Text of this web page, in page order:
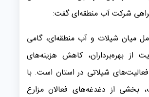
شرکت آب منطقه‌ای گفت:
میان شیلات و آب منطقه‌ای، گامی
از بهره‌برداران، کاهش هزینه‌های
شیلاتی در استان است. با
بخشی از دغدغه‌های فعالان مزارع